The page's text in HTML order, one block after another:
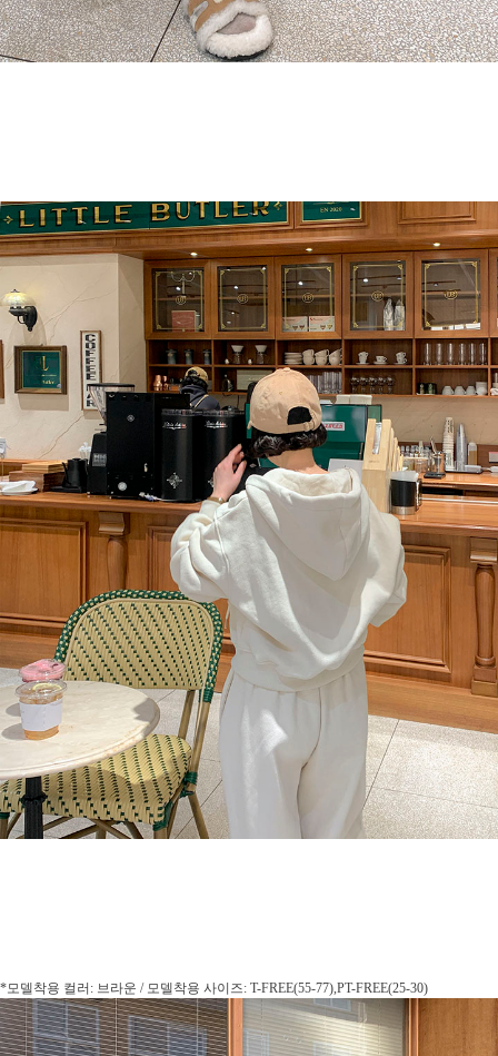
*모델착용 컬러: 브라운 / 모델착용 사이즈: T-FREE(55-77),PT-FREE(25-30)